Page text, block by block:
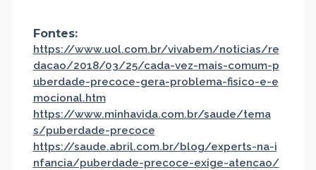
Fontes:
https://www.uol.com.br/vivabem/noticias/re
dacao/2018/03/25/cada-vez-mais-comum-p
uberdade-precoce-gera-problema-fisico-e-e
mocional.htm
https://www.minhavida.com.br/saude/tema
s/puberdade-precoce
https://saude.abril.com.br/blog/experts-na-i
nfancia/puberdade-precoce-exige-atencao/